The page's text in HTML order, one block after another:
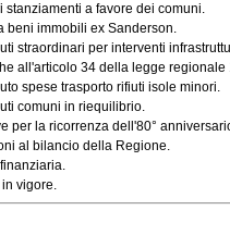
stanziamenti a favore dei comuni.
beni immobili ex Sanderson.
straordinari per interventi
all'articolo 34 della legge regionale
spese trasporto rifiuti isole minori.
comuni in riequilibrio.
per la ricorrenza dell'80°
al bilancio della Regione.
in vigore.